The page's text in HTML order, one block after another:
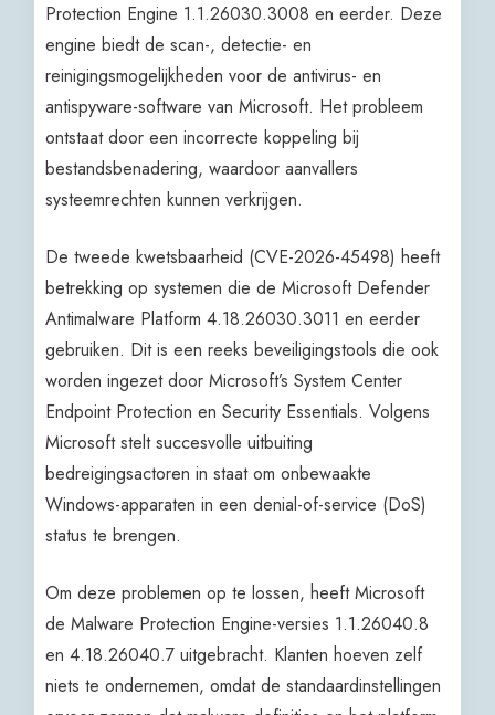
Protection Engine 1.1.26030.3008 en eerder. Deze
engine biedt de scan-, detectie- en
reinigingsmogelijkheden voor de antivirus- en
antispyware-software van Microsoft. Het probleem
ontstaat door een incorrecte koppeling bij
bestandsbenadering, waardoor aanvallers
systeemrechten kunnen verkrijgen.
De tweede kwetsbaarheid (CVE-2026-45498) heeft
betrekking op systemen die de Microsoft Defender
Antimalware Platform 4.18.26030.3011 en eerder
gebruiken. Dit is een reeks beveiligingstools die ook
worden ingezet door Microsoft’s System Center
Endpoint Protection en Security Essentials. Volgens
Microsoft stelt succesvolle uitbuiting
bedreigingsactoren in staat om onbewaakte
Windows-apparaten in een denial-of-service (DoS)
status te brengen.
Om deze problemen op te lossen, heeft Microsoft
de Malware Protection Engine-versies 1.1.26040.8
en 4.18.26040.7 uitgebracht. Klanten hoeven zelf
niets te ondernemen, omdat de standaardinstellingen